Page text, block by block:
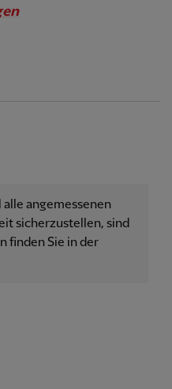
angemessenen
sicherzustellen, sind
finden Sie in der